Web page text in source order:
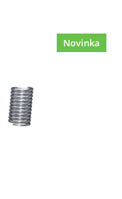
Novinka